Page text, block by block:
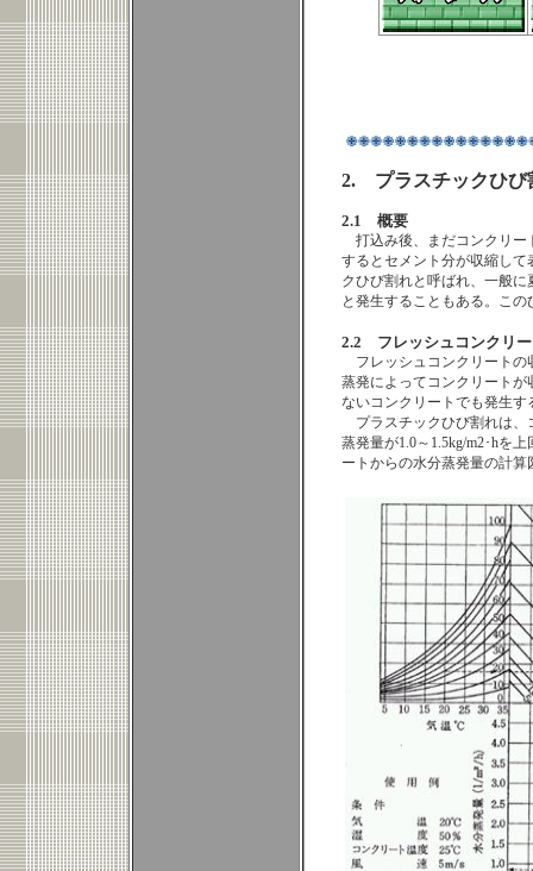
2. プラスチックひび
2.1 概要
打込み後、まだコンクリ
するとセメント分が収縮し
クひび割れと呼ばれ、一般
と発生することもある。こ
2.2 フレッシュコンクリー
フレッシュコンクリート
蒸発によってコンクリート
ないコンクリートでも発生す
プラスチックひび割れは
蒸発量が1.0～1.5kg/m2･hを
ートからの水分蒸発量の計算